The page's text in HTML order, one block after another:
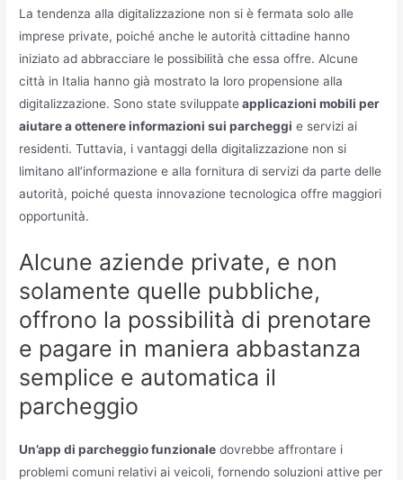
La tendenza alla digitalizzazione non si è fermata solo alle
imprese private, poiché anche le autorità cittadine hanno
iniziato ad abbracciare le possibilità che essa offre. Alcune
città in Italia hanno già mostrato la loro propensione alla
digitalizzazione. Sono state sviluppateapplicazioni mobili per
aiutare a ottenere informazioni sui parcheggi e servizi ai
residenti. Tuttavia, i vantaggi della digitalizzazione non si
limitano all’informazione e alla fornitura di servizi da parte delle
autorità, poiché questa innovazione tecnologica offre maggiori
opportunità.
Alcune aziende private, e non
solamente quelle pubbliche,
offrono la possibilità di prenotare
e pagare in maniera abbastanza
semplice e automatica il
parcheggio
Un’app di parcheggio funzionale dovrebbe affrontare i
problemi comuni relativi ai veicoli, fornendo soluzioni attive per